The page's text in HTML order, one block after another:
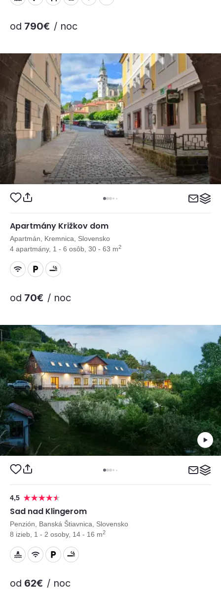
od 790€ / noc
Apartmány Križkov dom
Apartmán, Kremnica, Slovensko
4 apartmány, 1 - 6 osôb, 30 - 63 m2
od 70€ / noc
4,5
Sad nad Klingerom
Penzión, Banská Štiavnica, Slovensko
8 izieb, 1 - 2 osoby, 14 - 16 m2
od 62€ / noc